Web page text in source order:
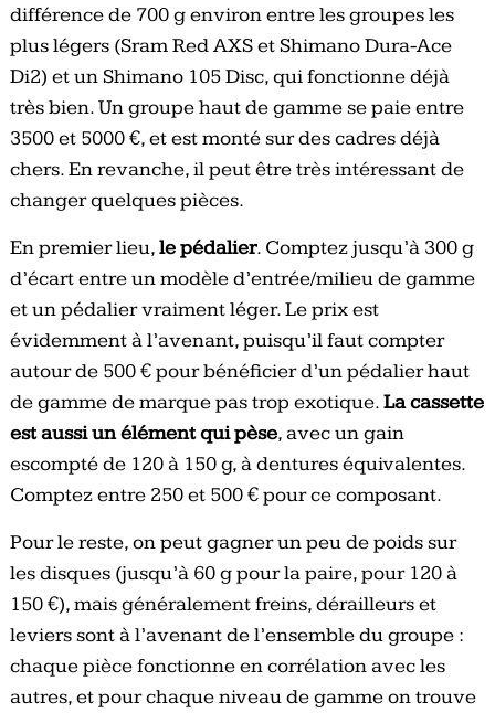
différence de 700 g environ entre les groupes les
plus légers (Sram Red AXS et Shimano Dura-Ace
Di2) et un Shimano 105 Disc, qui fonctionne déjà
très bien. Un groupe haut de gamme se paie entre
3500 et 5000 €, et est monté sur des cadres déjà
chers. En revanche, il peut être très intéressant de
changer quelques pièces.
En premier lieu,le pédalier. Comptez jusqu’à 300 g
d’écart entre un modèle d’entrée/milieu de gamme
et un pédalier vraiment léger. Le prix est
évidemment à l’avenant, puisqu’il faut compter
autour de 500 € pour bénéficier d’un pédalier haut
de gamme de marque pas trop exotique.La cassette
est aussi un élément qui pèse, avec un gain
escompté de 120 à 150 g, à dentures équivalentes.
Comptez entre 250 et 500 € pour ce composant.
Pour le reste, on peut gagner un peu de poids sur
les disques (jusqu’à 60 g pour la paire, pour 120 à
150 €), mais généralement freins, dérailleurs et
leviers sont à l’avenant de l’ensemble du groupe :
chaque pièce fonctionne en corrélation avec les
autres, et pour chaque niveau de gamme on trouve